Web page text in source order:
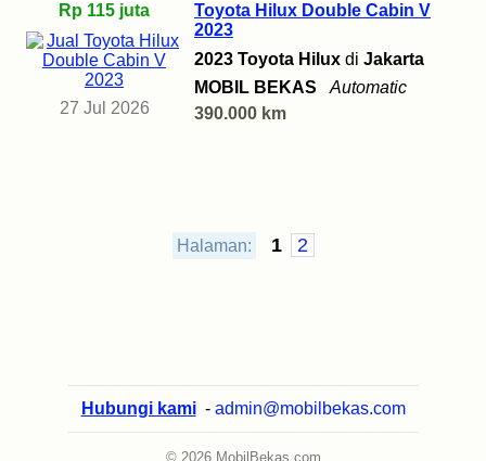
Rp 115 juta
27 Jul 2026
Toyota Hilux Double Cabin V
2023
2023 Toyota Hilux di Jakarta
MOBIL BEKAS
Automatic
390.000 km
Halaman: 1 2
Hubungi kami - admin@mobilbekas.com
© 2026 MobilBekas.com